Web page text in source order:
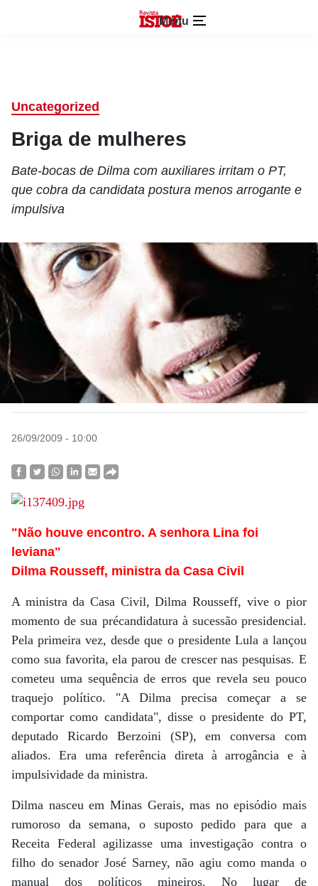
Menu
Uncategorized
Briga de mulheres
Bate-bocas de Dilma com auxiliares irritam o PT,
que cobra da candidata postura menos arrogante e
impulsiva
26/09/2009 - 10:00
"Não houve encontro. A senhora Lina foi
leviana"
Dilma Rousseff, ministra da Casa Civil
A ministra da Casa Civil, Dilma Rousseff, vive o pior
momento de sua précandidatura à sucessão presidencial.
Pela primeira vez, desde que o presidente Lula a lançou
como sua favorita, ela parou de crescer nas pesquisas. E
cometeu uma sequência de erros que revela seu pouco
traquejo político. "A Dilma precisa começar a se
comportar como candidata", disse o presidente do PT,
deputado Ricardo Berzoini (SP), em conversa com
aliados. Era uma referência direta à arrogância e à
impulsividade da ministra.
Dilma nasceu em Minas Gerais, mas no episódio mais
rumoroso da semana, o suposto pedido para que a
Receita Federal agilizasse uma investigação contra o
filho do senador José Sarney, não agiu como manda o
manual dos políticos mineiros. No lugar de